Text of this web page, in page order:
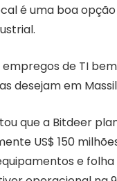
é uma boa
empregos de TI
desejam em
que a Bitdeer
US$ 150
e